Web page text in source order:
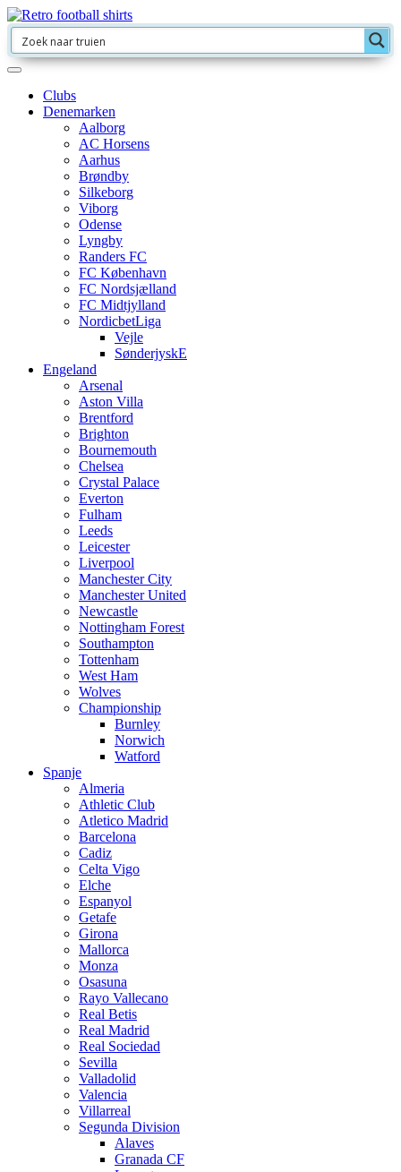
Clubs
Denemarken
Aalborg
AC Horsens
Aarhus
Brøndby
Silkeborg
Viborg
Odense
Lyngby
Randers FC
FC København
FC Nordsjælland
FC Midtjylland
NordicbetLiga
Vejle
SønderjyskE
Engeland
Arsenal
Aston Villa
Brentford
Brighton
Bournemouth
Chelsea
Crystal Palace
Everton
Fulham
Leeds
Leicester
Liverpool
Manchester City
Manchester United
Newcastle
Nottingham Forest
Southampton
Tottenham
West Ham
Wolves
Championship
Burnley
Norwich
Watford
Spanje
Almeria
Athletic Club
Atletico Madrid
Barcelona
Cadiz
Celta Vigo
Elche
Espanyol
Getafe
Girona
Mallorca
Monza
Osasuna
Rayo Vallecano
Real Betis
Real Madrid
Real Sociedad
Sevilla
Valladolid
Valencia
Villarreal
Segunda Division
Alaves
Granada CF